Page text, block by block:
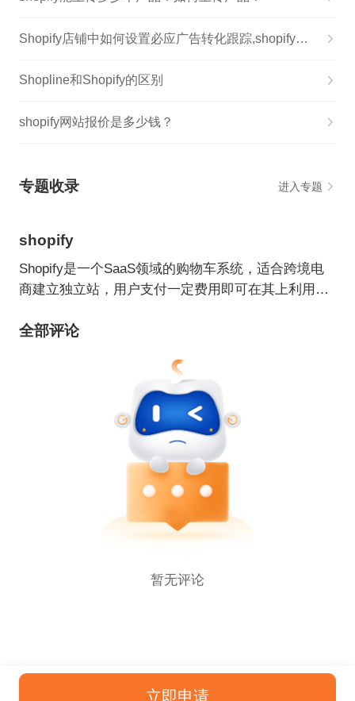
Shopify店铺中如何设置必应广告转化跟踪,shopify投免费广告怎么操作的
Shopline和Shopify的区别
shopify网站报价是多少钱？
专题收录 进入专题
shopify
Shopify是一个SaaS领域的购物车系统，适合跨境电
商建立独立站，用户支付一定费用即可在其上利用各
全部评论
暂无评论
立即申请